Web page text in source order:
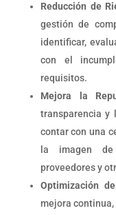
Reducción de
gestión de
identificar,
con el
requisitos.
Mejora la
transparencia y
contar con una
la imagen
proveedores y
Optimización
mejora